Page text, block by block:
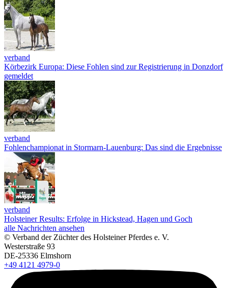
verband
Körbezirk Europa: Diese Fohlen sind zur Registrierung in Donzdorf
gemeldet
verband
Fohlenchampionat in Stormarn-Lauenburg: Das sind die Ergebnisse
verband
Holsteiner Results: Erfolge in Hickstead, Hagen und Goch
alle Nachrichten ansehen
© Verband der Züchter des Holsteiner Pferdes e. V.
Westerstraße 93
DE-25336 Elmshorn
+49 4121 4979-0